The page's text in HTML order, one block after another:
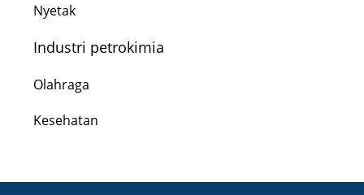
Nyetak
Industri petrokimia
Olahraga
Kesehatan